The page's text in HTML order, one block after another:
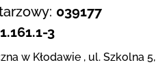
039177
3
w Kłodawie , ul. Szkolna 5,